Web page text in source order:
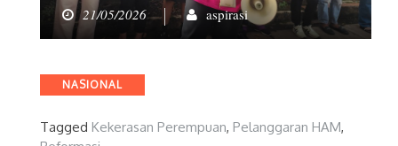
21/05/2026 aspirasi
Categories
NASIONAL
Tagged Kekerasan Perempuan, Pelanggaran HAM,